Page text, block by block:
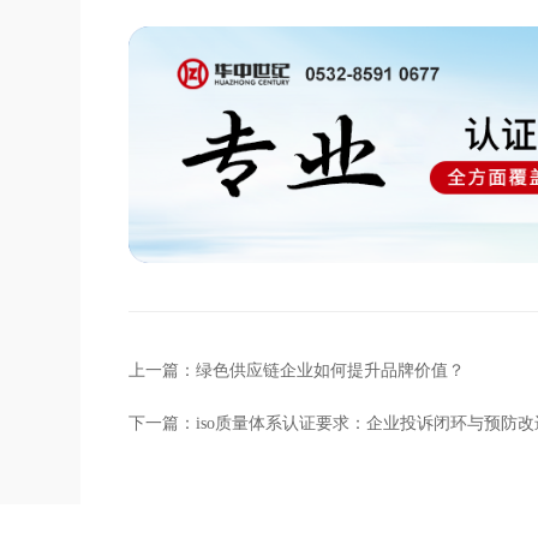
上一篇：绿色供应链企业如何提升品牌价值？
下一篇：iso质量体系认证要求：企业投诉闭环与预防